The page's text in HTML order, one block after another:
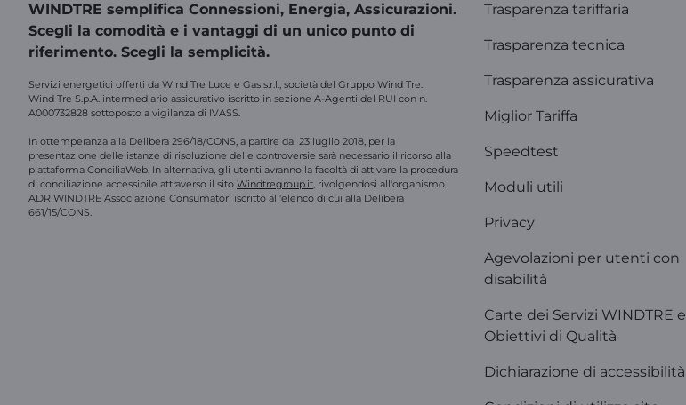
WINDTRE semplifica Connessioni, Energia, Assicurazioni.
Scegli la comodità e i vantaggi di un unico punto di
riferimento. Scegli la semplicità.
Servizi energetici offerti da Wind Tre Luce e Gas s.r.l., società del Gruppo Wind Tre.
Wind Tre S.p.A. intermediario assicurativo iscritto in sezione A-Agenti del RUI con n.
A000732828 sottoposto a vigilanza di IVASS.
In ottemperanza alla Delibera 296/18/CONS, a partire dal 23 luglio 2018, per la
presentazione delle istanze di risoluzione delle controversie sarà necessario il ricorso alla
piattaforma ConciliaWeb. In alternativa, gli utenti avranno la facoltà di attivare la procedura
di conciliazione accessibile attraverso il sito Windtregroup.it, rivolgendosi all'organismo
ADR WINDTRE Associazione Consumatori iscritto all'elenco di cui alla Delibera
661/15/CONS.
Trasparenza tariffaria
Trasparenza tecnica
Trasparenza assicurativa
Miglior Tariffa
Speedtest
Moduli utili
Privacy
Agevolazioni per utenti con
disabilità
Carte dei Servizi WINDTRE e
Obiettivi di Qualità
Dichiarazione di accessibilità